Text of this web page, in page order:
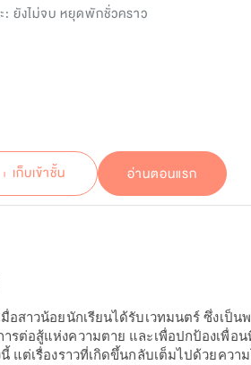
: ยังไม่จบ หยุดพักชั่วคราว
+ เก็บเข้าชั้น อ่านตอนแรก
มื่อสาวน้อยนักเรียนได้รับเวทมนตร์ ซึ่งเป็น
รต่อสู้แห่งความตาย และเพื่อปกป้องเพื่อน
นี้ แต่เรื่องราวที่เกิดขึ้นกลับเต็มไปด้วยควา